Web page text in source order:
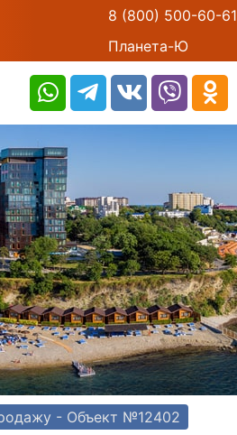
8 (800) 500-60-61
Планета-Ю
- Объект №12402